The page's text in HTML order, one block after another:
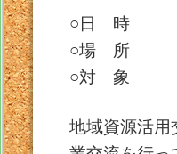
○日 時 令
○場 所 愛
○対 象 地
地域資源活用